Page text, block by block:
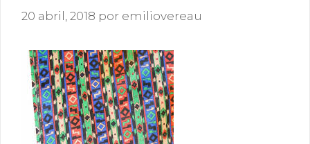
20 abril, 2018 por emiliovereau